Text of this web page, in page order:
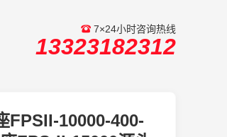
7×24小时咨询热线
13323182312
FPSII-10000-400-